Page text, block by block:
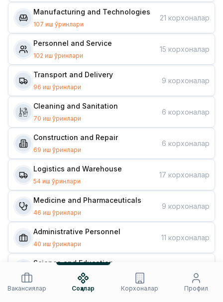
Manufacturing and Technologies
107 иш ўринлари
21 корхоналар
Personnel and Service
102 иш ўринлари
15 корхоналар
Transport and Delivery
96 иш ўринлари
9 корхоналар
Cleaning and Sanitation
70 иш ўринлари
6 корхоналар
Construction and Repair
69 иш ўринлари
6 корхоналар
Logistics and Warehouse
54 иш ўринлари
17 корхоналар
Medicine and Pharmaceuticals
46 иш ўринлари
9 корхоналар
Administrative Personnel
40 иш ўринлари
11 корхоналар
Science and Education
иш ўринлари
Design and Marketing
Вакансиялар Соҳалар Корхоналар Профил